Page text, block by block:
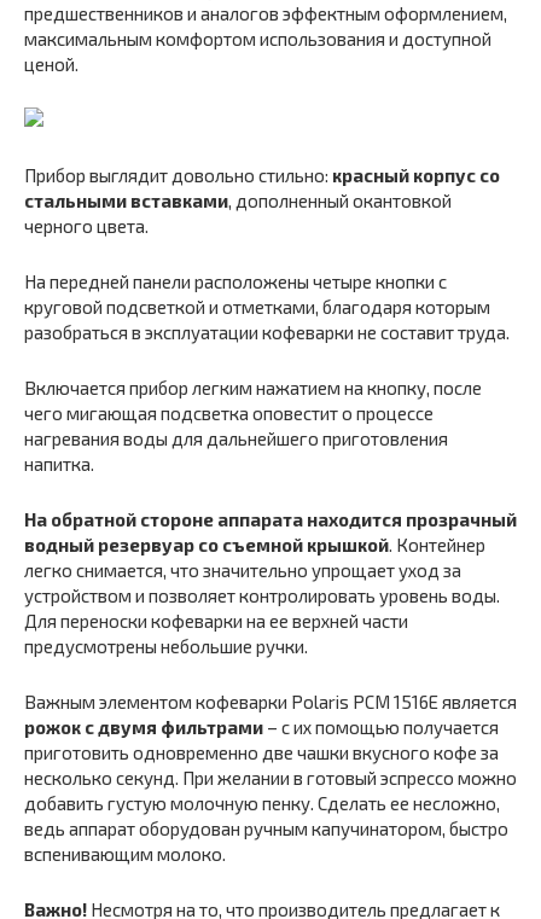
предшественников и аналогов эффектным оформлением,
максимальным комфортом использования и доступной
ценой.
Прибор выглядит довольно стильно: красный корпус со
стальными вставками, дополненный окантовкой
черного цвета.
На передней панели расположены четыре кнопки с
круговой подсветкой и отметками, благодаря которым
разобраться в эксплуатации кофеварки не составит труда.
Включается прибор легким нажатием на кнопку, после
чего мигающая подсветка оповестит о процессе
нагревания воды для дальнейшего приготовления
напитка.
На обратной стороне аппарата находится прозрачный
водный резервуар со съемной крышкой. Контейнер
легко снимается, что значительно упрощает уход за
устройством и позволяет контролировать уровень воды.
Для переноски кофеварки на ее верхней части
предусмотрены небольшие ручки.
Важным элементом кофеварки Polaris PCM 1516E является
рожок с двумя фильтрами – с их помощью получается
приготовить одновременно две чашки вкусного кофе за
несколько секунд. При желании в готовый эспрессо можно
добавить густую молочную пенку. Сделать ее несложно,
ведь аппарат оборудован ручным капучинатором, быстро
вспенивающим молоко.
Важно! Несмотря на то, что производитель предлагает к